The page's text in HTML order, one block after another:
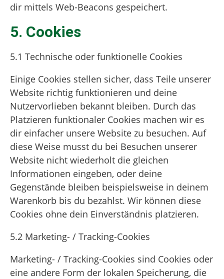
dir mittels Web-Beacons gespeichert.
5. Cookies
5.1 Technische oder funktionelle Cookies
Einige Cookies stellen sicher, dass Teile unserer
Website richtig funktionieren und deine
Nutzervorlieben bekannt bleiben. Durch das
Platzieren funktionaler Cookies machen wir es
dir einfacher unsere Website zu besuchen. Auf
diese Weise musst du bei Besuchen unserer
Website nicht wiederholt die gleichen
Informationen eingeben, oder deine
Gegenstände bleiben beispielsweise in deinem
Warenkorb bis du bezahlst. Wir können diese
Cookies ohne dein Einverständnis platzieren.
5.2 Marketing- / Tracking-Cookies
Marketing- / Tracking-Cookies sind Cookies oder
eine andere Form der lokalen Speicherung, die